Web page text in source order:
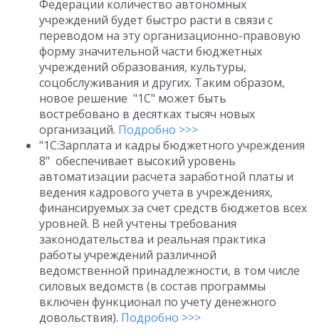
Федерации количество автономных
учреждений будет быстро расти в связи с
переводом на эту организационно-правовую
форму значительной части бюджетных
учреждений образования, культуры,
соцобслуживания и других. Таким образом,
новое решение "1С" может быть
востребовано в десятках тысяч новых
организаций. Подробно >>>
"1С:Зарплата и кадры бюджетного учреждения
8" обеспечивает высокий уровень
автоматизации расчета заработной платы и
ведения кадрового учета в учреждениях,
финансируемых за счет средств бюджетов всех
уровней. В ней учтены требования
законодательства и реальная практика
работы учреждений различной
ведомственной принадлежности, в том числе
силовых ведомств (в состав программы
включен функционал по учету денежного
довольствия). Подробно >>>